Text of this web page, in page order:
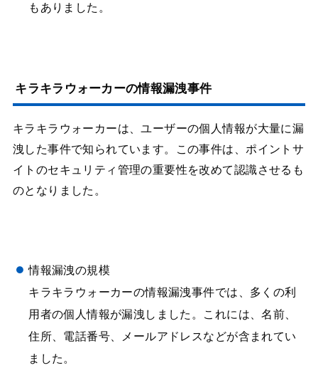
もありました。
キラキラウォーカーの情報漏洩事件
キラキラウォーカーは、ユーザーの個人情報が大量に漏
洩した事件で知られています。この事件は、ポイントサ
イトのセキュリティ管理の重要性を改めて認識させるも
のとなりました。
情報漏洩の規模
キラキラウォーカーの情報漏洩事件では、多くの利
用者の個人情報が漏洩しました。これには、名前、
住所、電話番号、メールアドレスなどが含まれてい
ました。